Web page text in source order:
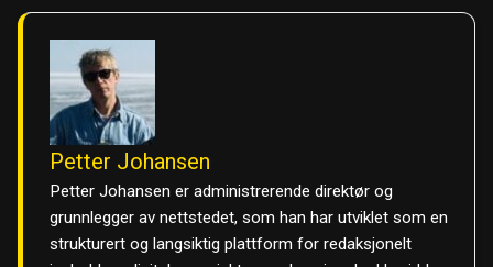
Petter Johansen
Petter Johansen er administrerende direktør og
grunnlegger av nettstedet, som han har utviklet som en
strukturert og langsiktig plattform for redaksjonelt